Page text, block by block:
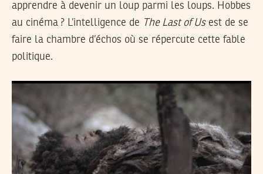
apprendre à devenir un loup parmi les loups. Hobbes
au cinéma ? L’intelligence de The Last of Usest de se
faire la chambre d’échos où se répercute cette fable
politique.